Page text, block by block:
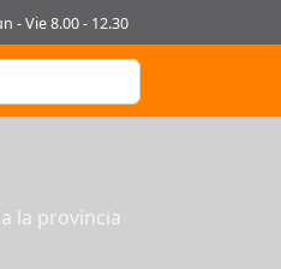
- Vie 8.00 - 12.30
for results.
la provincia